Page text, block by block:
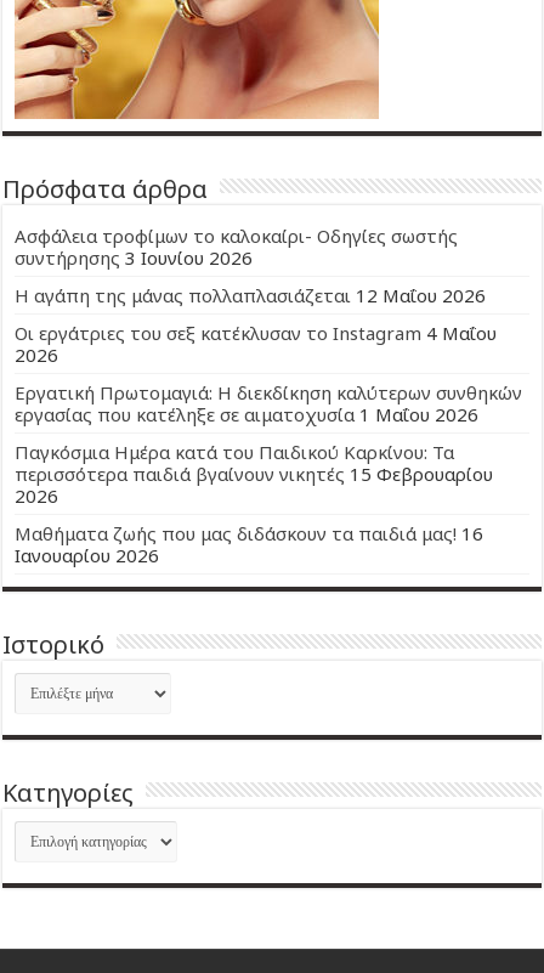
Πρόσφατα άρθρα
Ασφάλεια τροφίμων το καλοκαίρι- Οδηγίες σωστής
συντήρησης 3 Ιουνίου 2026
Η αγάπη της μάνας πολλαπλασιάζεται 12 Μαΐου 2026
Οι εργάτριες του σεξ κατέκλυσαν το Instagram 4 Μαΐου
2026
Εργατική Πρωτομαγιά: Η διεκδίκηση καλύτερων συνθηκών
εργασίας που κατέληξε σε αιματοχυσία 1 Μαΐου 2026
Παγκόσμια Ημέρα κατά του Παιδικού Καρκίνου: Τα
περισσότερα παιδιά βγαίνουν νικητές 15 Φεβρουαρίου
2026
Μαθήματα ζωής που μας διδάσκουν τα παιδιά μας! 16
Ιανουαρίου 2026
Ιστορικό
Ιστορικό
Kατηγορίες
Kατηγορίες